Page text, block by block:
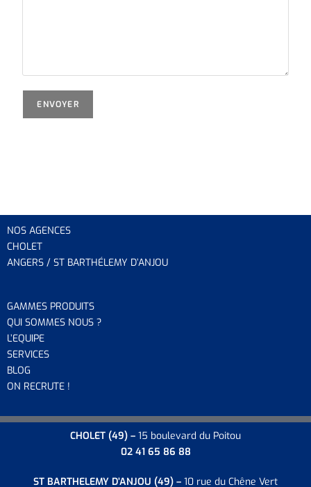
NOS AGENCES
CHOLET
ANGERS / ST BARTHÉLEMY D’ANJOU
GAMMES PRODUITS
QUI SOMMES NOUS ?
L’EQUIPE
SERVICES
BLOG
ON RECRUTE !
CHOLET (49) – 15 boulevard du Poitou
02 41 65 86 88
ST BARTHELEMY D’ANJOU (49) – 10 rue du Chêne Vert